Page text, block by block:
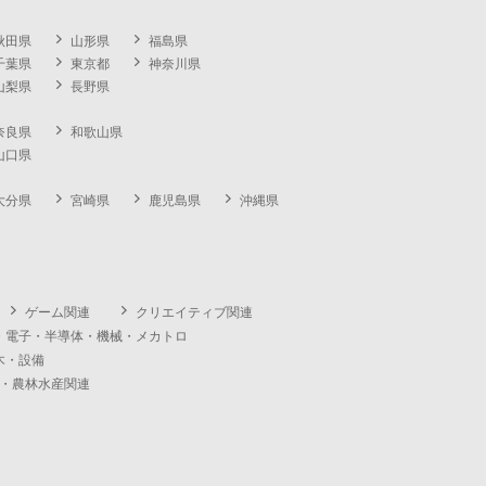
田県 山形県
福島県
葉県 東京都
神奈川県
梨県
長野県
良県
和歌山県
口県
分県 宮崎県 鹿児島県
沖縄県
ゲーム関連
クリエイティブ関連
電子・半導体・機械・メカトロ
・設備
農林水産関連